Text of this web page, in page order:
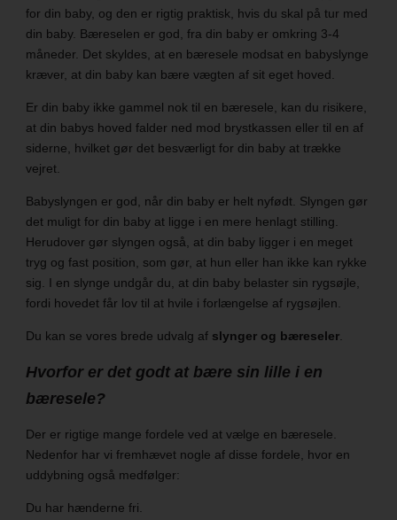
for din baby, og den er rigtig praktisk, hvis du skal på tur med
din baby. Bæreselen er god, fra din baby er omkring 3-4
måneder. Det skyldes, at en bæresele modsat en babyslynge
kræver, at din baby kan bære vægten af sit eget hoved.
Er din baby ikke gammel nok til en bæresele, kan du risikere,
at din babys hoved falder ned mod brystkassen eller til en af
siderne, hvilket gør det besværligt for din baby at trække
vejret.
Babyslyngen er god, når din baby er helt nyfødt. Slyngen gør
det muligt for din baby at ligge i en mere henlagt stilling.
Herudover gør slyngen også, at din baby ligger i en meget
tryg og fast position, som gør, at hun eller han ikke kan rykke
sig. I en slynge undgår du, at din baby belaster sin rygsøjle,
fordi hovedet får lov til at hvile i forlængelse af rygsøjlen.
Du kan se vores brede udvalg af slynger og bæreseler.
Hvorfor er det godt at bære sin lille i en
bæresele?
Der er rigtige mange fordele ved at vælge en bæresele.
Nedenfor har vi fremhævet nogle af disse fordele, hvor en
uddybning også medfølger:
Du har hænderne fri.